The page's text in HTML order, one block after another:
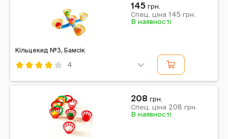
Примітка: Упаковка: Коробка | Вага з упаковкою: 295
г | Габарити в упаковці: 21 x 43 x 6 см | Габарити без
упаковки: 16 x 43 x 43 см | Країна...
Кільцекид №3, Бамсік
4
Синьо-жовтий
Примітка: Упаковка: Сітка | Габарити в упаковці: 42 x
10 x 20 см | Габарити без упаковки: 42 x 10 x 20 см |
Країна виробник: Україна | Комплектація:...
145 грн.
Спец. ціна 145 грн.
В наявності
208 грн.
Спец. ціна 208 грн.
В наявності